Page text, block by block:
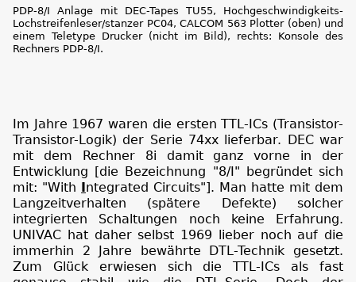
PDP-8/I Anlage mit DEC-Tapes TU55, Hochgeschwindigkeits-
Lochstreifenleser/stanzer PC04, CALCOM 563 Plotter (oben) und
einem Teletype Drucker (nicht im Bild), rechts: Konsole des
Rechners PDP-8/I.
Im Jahre 1967 waren die ersten TTL-ICs (Transistor-
Transistor-Logik) der Serie 74xx lieferbar. DEC war
mit dem Rechner 8i damit ganz vorne in der
Entwicklung [die Bezeichnung "8/I" begründet sich
mit: "With Integrated Circuits"]. Man hatte mit dem
Langzeitverhalten (spätere Defekte) solcher
integrierten Schaltungen noch keine Erfahrung.
UNIVAC hat daher selbst 1969 lieber noch auf die
immerhin 2 Jahre bewährte DTL-Technik gesetzt.
Zum Glück erwiesen sich die TTL-ICs als fast